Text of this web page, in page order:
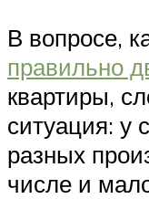
В вопросе,
правильно
квартиры,
ситуация: у
разных
числе и